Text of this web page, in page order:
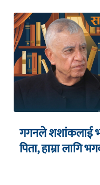
गगनले शशांकलाई
पिता, हाम्रा लागि